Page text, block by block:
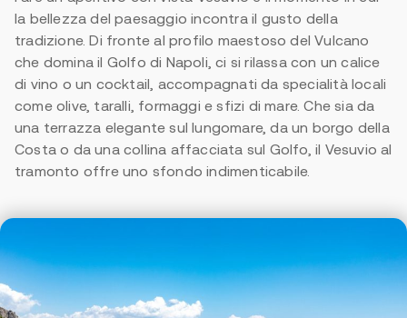
la bellezza del paesaggio incontra il gusto della
tradizione. Di fronte al profilo maestoso del Vulcano
che domina il Golfo di Napoli, ci si rilassa con un calice
di vino o un cocktail, accompagnati da specialità locali
come olive, taralli, formaggi e sfizi di mare. Che sia da
una terrazza elegante sul lungomare, da un borgo della
Costa o da una collina affacciata sul Golfo, il Vesuvio al
tramonto offre uno sfondo indimenticabile.